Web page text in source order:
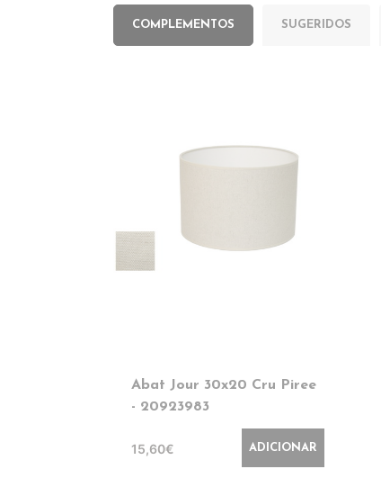
COMPLEMENTOS SUGERIDOS
Abat Jour 30x20 Cru Piree
- 20923983
15,60€ ADICIONAR